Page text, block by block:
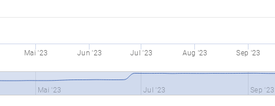
Mai '23 Jun '23 Jul '23 Aug '23 Sep '23
Mai '23 Jul '23 Sep '23